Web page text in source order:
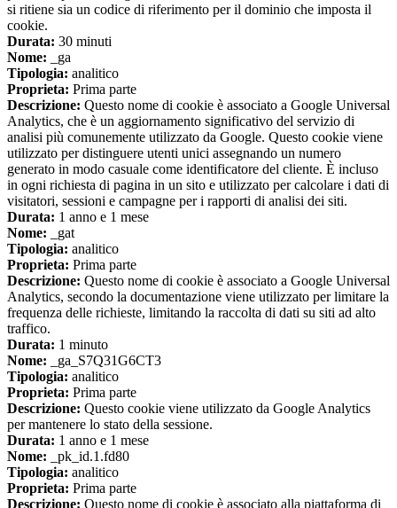
si ritiene sia un codice di riferimento per il dominio che imposta il
cookie.
Durata: 30 minuti
Nome: _ga
Tipologia: analitico
Proprieta: Prima parte
Descrizione: Questo nome di cookie è associato a Google Universal
Analytics, che è un aggiornamento significativo del servizio di
analisi più comunemente utilizzato da Google. Questo cookie viene
utilizzato per distinguere utenti unici assegnando un numero
generato in modo casuale come identificatore del cliente. È incluso
in ogni richiesta di pagina in un sito e utilizzato per calcolare i dati di
visitatori, sessioni e campagne per i rapporti di analisi dei siti.
Durata: 1 anno e 1 mese
Nome: _gat
Tipologia: analitico
Proprieta: Prima parte
Descrizione: Questo nome di cookie è associato a Google Universal
Analytics, secondo la documentazione viene utilizzato per limitare la
frequenza delle richieste, limitando la raccolta di dati su siti ad alto
traffico.
Durata: 1 minuto
Nome: _ga_S7Q31G6CT3
Tipologia: analitico
Proprieta: Prima parte
Descrizione: Questo cookie viene utilizzato da Google Analytics
per mantenere lo stato della sessione.
Durata: 1 anno e 1 mese
Nome: _pk_id.1.fd80
Tipologia: analitico
Proprieta: Prima parte
Descrizione: Questo nome di cookie è associato alla piattaforma di